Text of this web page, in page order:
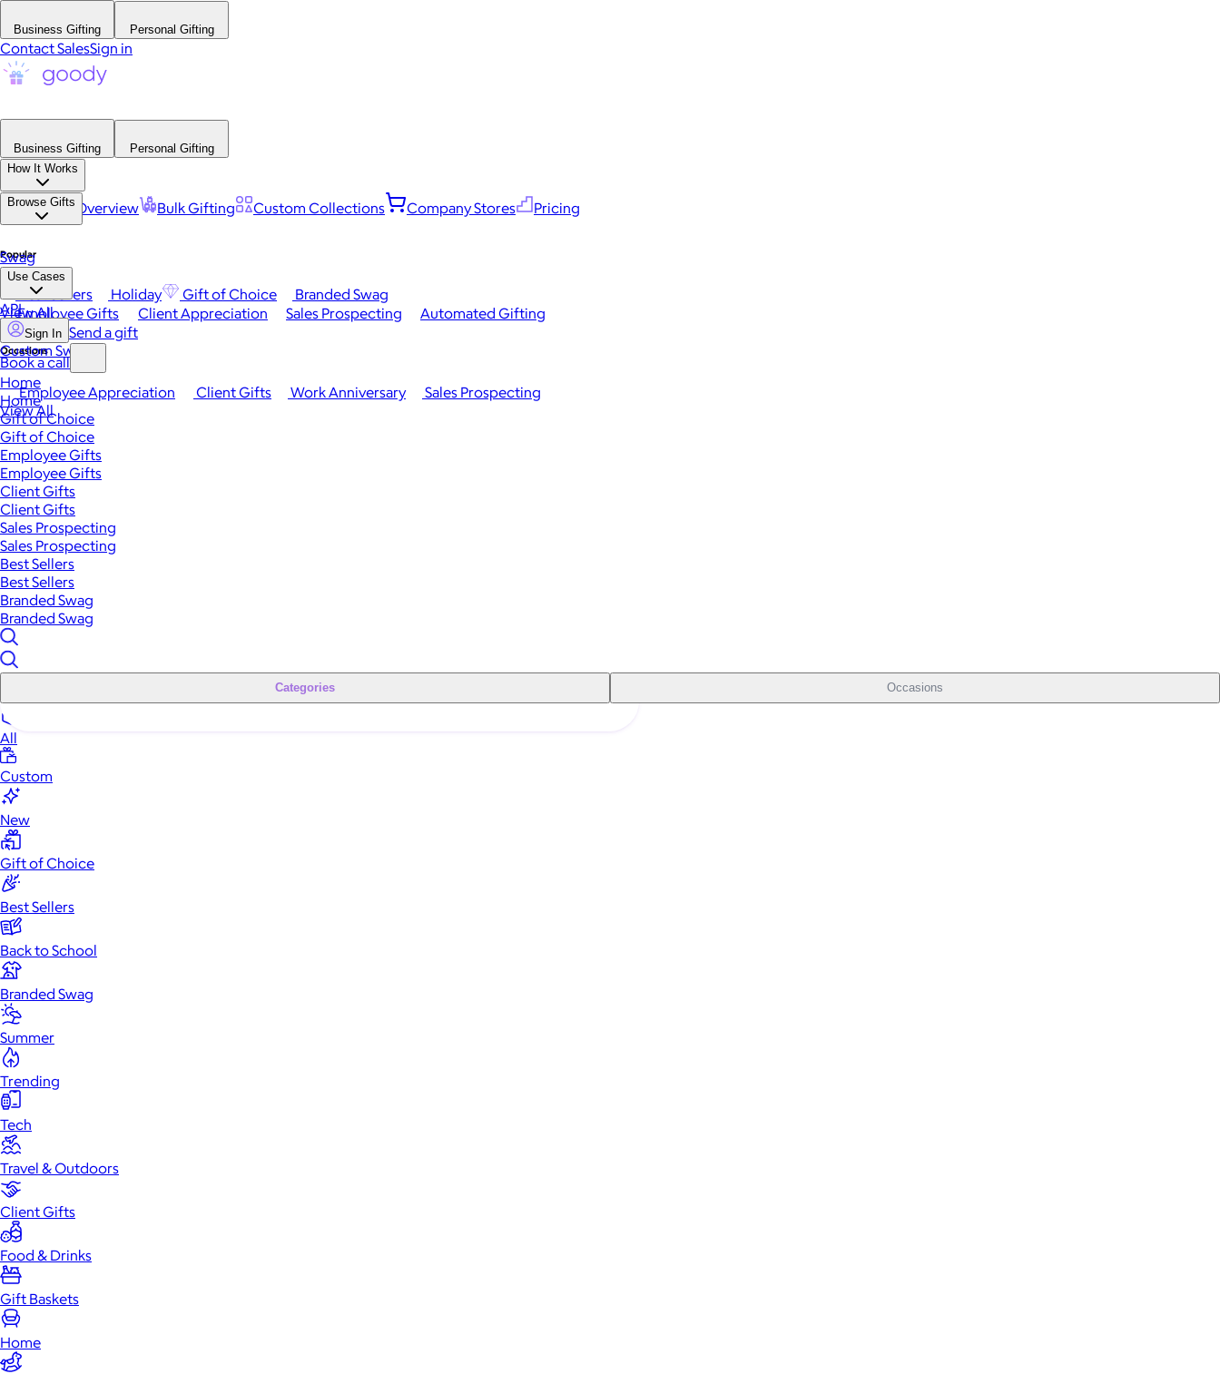
Business Gifting Personal Gifting
Contact SalesSign in
Business Gifting
Personal Gifting
How It Works
Platform Overview Bulk Gifting Custom Collections Company Stores Pricing
Browse Gifts
Popular
Best Sellers Holiday Gift of Choice
Branded Swag
View All
Occasions
Employee Appreciation Client Gifts Work Anniversary
Sales Prospecting
View All
Swag
Use Cases
Employee Gifts Client Appreciation Sales Prospecting Automated Gifting
Custom Swag
API
Sign In Send a gift
Book a call
Home
Home
Gift of Choice
Gift of Choice
Employee Gifts
Employee Gifts
Client Gifts
Client Gifts
Sales Prospecting
Sales Prospecting
Best Sellers
Best Sellers
Branded Swag
Branded Swag
Categories Occasions
All
Custom
New
Gift of Choice
Best Sellers
Back to School
Branded Swag
Summer
Trending
Tech
Travel & Outdoors
Client Gifts
Food & Drinks
Gift Baskets
Home